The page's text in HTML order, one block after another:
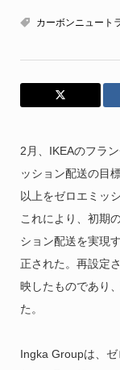
カーボンニュート
2月、IKEAのフラ
ッション配送の目
以上をゼロエミッ
これにより、初期
ション配送を実現
正された。再設定
映したものであり
た。
Ingka Groupは、